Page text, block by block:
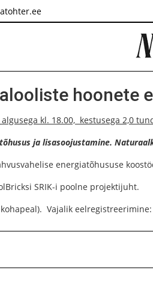
kl. 18.00, kestusega 2,0
ja lisasoojustamine.
energiatõhususe
SRIK-i poolne projektijuht.
Vajalik